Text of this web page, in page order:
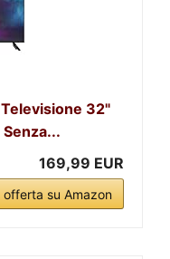
32"
169,99 EUR
offerta su Amazon